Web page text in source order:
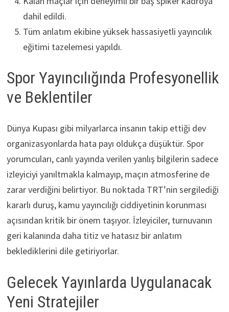
dahil edildi.
Tüm anlatım ekibine yüksek hassasiyetli yayıncılık
eğitimi tazelemesi yapıldı.
Spor Yayıncılığında Profesyonellik
ve Beklentiler
Dünya Kupası gibi milyarlarca insanın takip ettiği dev
organizasyonlarda hata payı oldukça düşüktür. Spor
yorumcuları, canlı yayında verilen yanlış bilgilerin sadece
izleyiciyi yanıltmakla kalmayıp, maçın atmosferine de
zarar verdiğini belirtiyor. Bu noktada TRT’nin sergilediği
kararlı duruş, kamu yayıncılığı ciddiyetinin korunması
açısından kritik bir önem taşıyor. İzleyiciler, turnuvanın
geri kalanında daha titiz ve hatasız bir anlatım
beklediklerini dile getiriyorlar.
Gelecek Yayınlarda Uygulanacak
Yeni Stratejiler